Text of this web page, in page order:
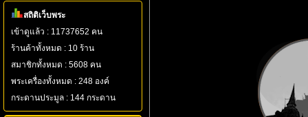
สถิติเว็บพระ
เข้าดูแล้ว : 11737652 คน
ร้านค้าทั้งหมด : 10 ร้าน
สมาชิกทั้งหมด : 5608 คน
พระเครื่องทั้งหมด : 248 องค์
กระดานประมูล : 144 กระดาน